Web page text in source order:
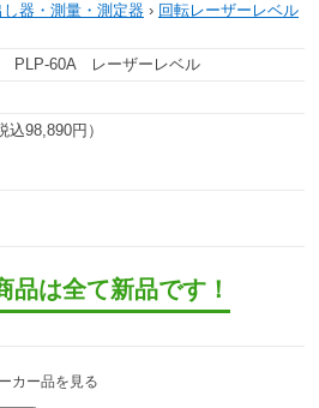
し器・測量・測定器 › 回転レーザーレベル
PLP-60A レーザーレベル
込98,890円）
品は全て新品です！
カー品を見る